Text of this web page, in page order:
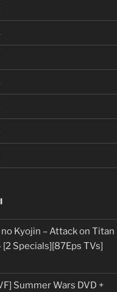
Kyojin – Attack on Titan
[2 Specials][87Eps TVs]
Summer Wars DVD +